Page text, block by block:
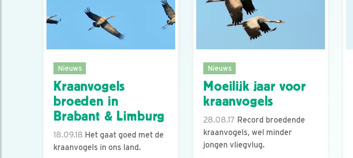
Nieuws
Kraanvogels
broeden in
Brabant & Limburg
18.09.18 Het gaat goed met de
kraanvogels in ons land.
Nieuws
Moeilijk jaar voor
kraanvogels
28.08.17 Record broedende
kraanvogels, wel minder
jongen vliegvlug.